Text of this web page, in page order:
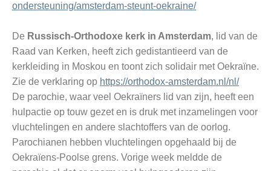
ondersteuning/amsterdam-steunt-oekraine/
De Russisch-Orthodoxe kerk in Amsterdam, lid van de
Raad van Kerken, heeft zich gedistantieerd van de
kerkleiding in Moskou en toont zich solidair met Oekraïne.
Zie de verklaring op https://orthodox-amsterdam.nl/nl/
De parochie, waar veel Oekraïners lid van zijn, heeft een
hulpactie op touw gezet en is druk met inzamelingen voor
vluchtelingen en andere slachtoffers van de oorlog.
Parochianen hebben vluchtelingen opgehaald bij de
Oekraïens-Poolse grens. Vorige week meldde de